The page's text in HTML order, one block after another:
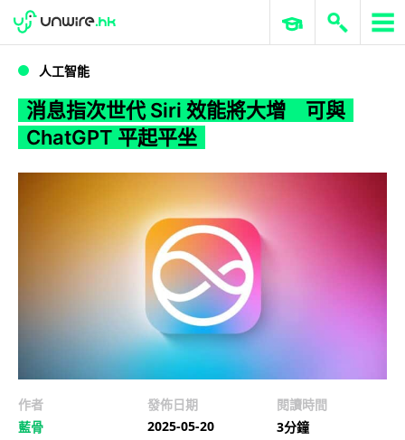
WWDC 2026 ERP 與商業 AI
人工智能
消息指次世代 Siri 效能將大增 可與
ChatGPT 平起平坐
作者
藍骨
發佈日期
2025-05-20
閱讀時間
3分鐘